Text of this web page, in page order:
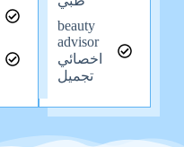
beauty
advisor
اخصائي
تجميل